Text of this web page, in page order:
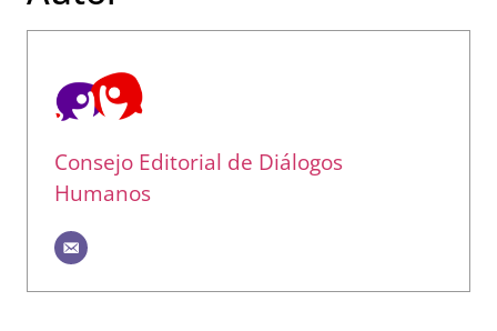
Consejo Editorial de Diálogos
Humanos